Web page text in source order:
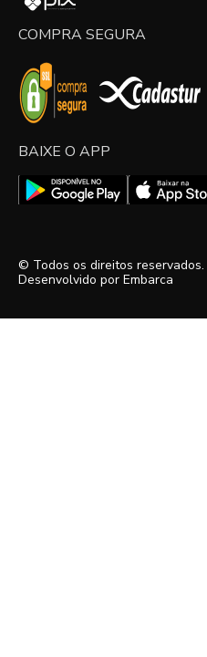
COMPRA SEGURA
BAIXE O APP
© Todos os direitos reservados.
Desenvolvido por Embarca